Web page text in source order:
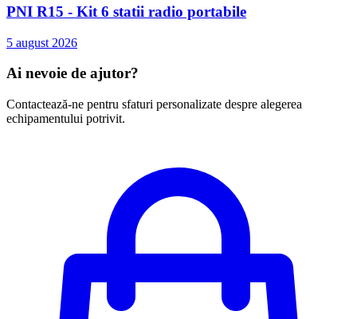
PNI R15 - Kit 6 statii radio portabile
5 august 2026
Ai nevoie de ajutor?
Contactează-ne pentru sfaturi personalizate despre alegerea
echipamentului potrivit.